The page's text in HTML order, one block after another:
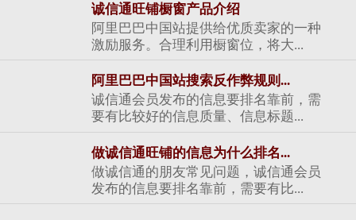
诚信通旺铺橱窗产品介绍
阿里巴巴中国站提供给优质卖家的一种
激励服务。合理利用橱窗位，将大...
阿里巴巴中国站搜索反作弊规则...
诚信通会员发布的信息要排名靠前，需
要有比较好的信息质量、信息标题...
做诚信通旺铺的信息为什么排名...
做诚信通的朋友常见问题，诚信通会员
发布的信息要排名靠前，需要有比...